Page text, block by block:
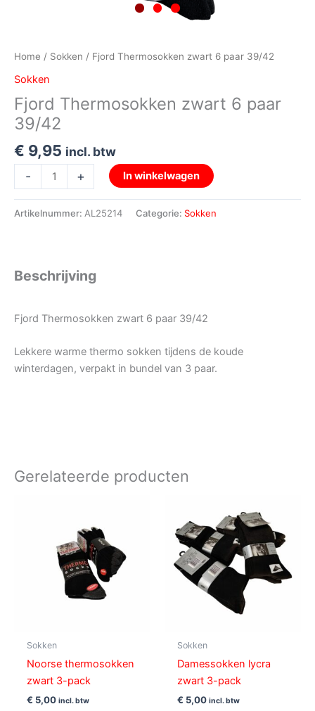
Home / Sokken / Fjord Thermosokken zwart 6 paar 39/42
Sokken
Fjord Thermosokken zwart 6 paar
39/42
€ 9,95 incl. btw
-
+ In winkelwagen
Artikelnummer: AL25214 Categorie: Sokken
Beschrijving
Fjord Thermosokken zwart 6 paar 39/42
Lekkere warme thermo sokken tijdens de koude
winterdagen, verpakt in bundel van 3 paar.
Gerelateerde producten
Sokken
Noorse thermosokken
zwart 3-pack
€ 5,00 incl. btw
Sokken
Damessokken lycra
zwart 3-pack
€ 5,00 incl. btw